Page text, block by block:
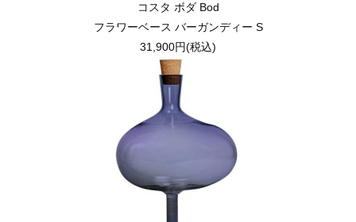
コスタ ボダ Bod
フラワーベース バーガンディー S
31,900円(税込)